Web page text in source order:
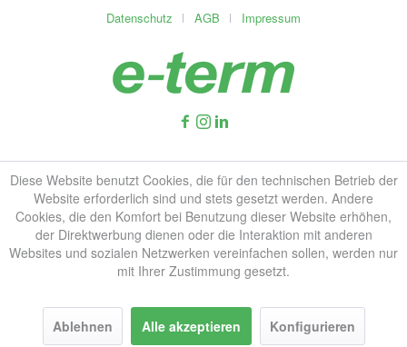
Datenschutz
AGB Impressum
Diese Website benutzt Cookies, die für den technischen Betrieb der
Website erforderlich sind und stets gesetzt werden. Andere
Cookies, die den Komfort bei Benutzung dieser Website erhöhen,
der Direktwerbung dienen oder die Interaktion mit anderen
Websites und sozialen Netzwerken vereinfachen sollen, werden nur
mit Ihrer Zustimmung gesetzt.
Ablehnen Alle akzeptieren Konfigurieren